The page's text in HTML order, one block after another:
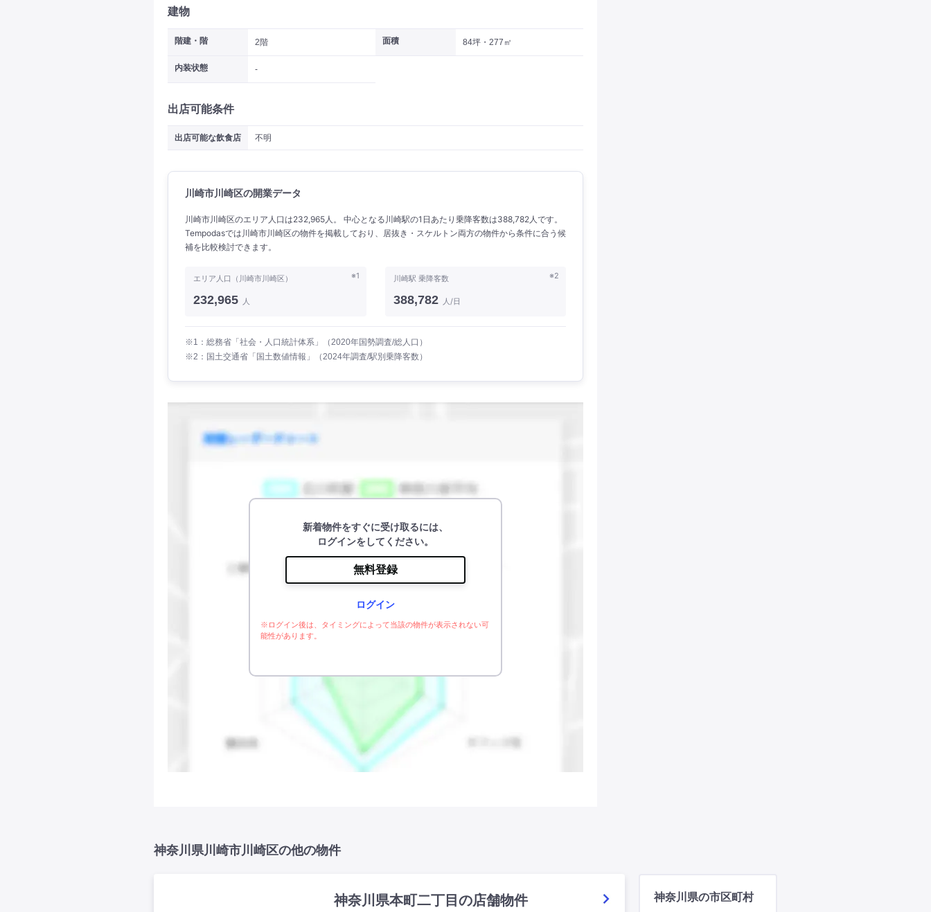
建物
階建・階 2階 面積 84坪・277㎡
内装状態 -
出店可能条件
出店可能な飲食店 不明
川崎市川崎区の開業データ
川崎市川崎区のエリア人口は232,965人。 中心となる川崎駅の1日あたり乗降客数は388,782人です。
Tempodasでは川崎市川崎区の物件を掲載しており、居抜き・スケルトン両方の物件から条件に合う候
補を比較検討できます。
※1
エリア人口（川崎市川崎区）
232,965 人
※2
川崎駅 乗降客数
388,782 人/日
※1：総務省「社会・人口統計体系」（2020年国勢調査/総人口）
※2：国土交通省「国土数値情報」（2024年調査/駅別乗降客数）
新着物件をすぐに受け取るには、
ログインをしてください。
無料登録
ログイン
※ログイン後は、タイミングによって当該の物件が表示されない可
能性があります。
神奈川県川崎市川崎区の他の物件
神奈川県本町二丁目の店舗物件 神奈川県の市区町村